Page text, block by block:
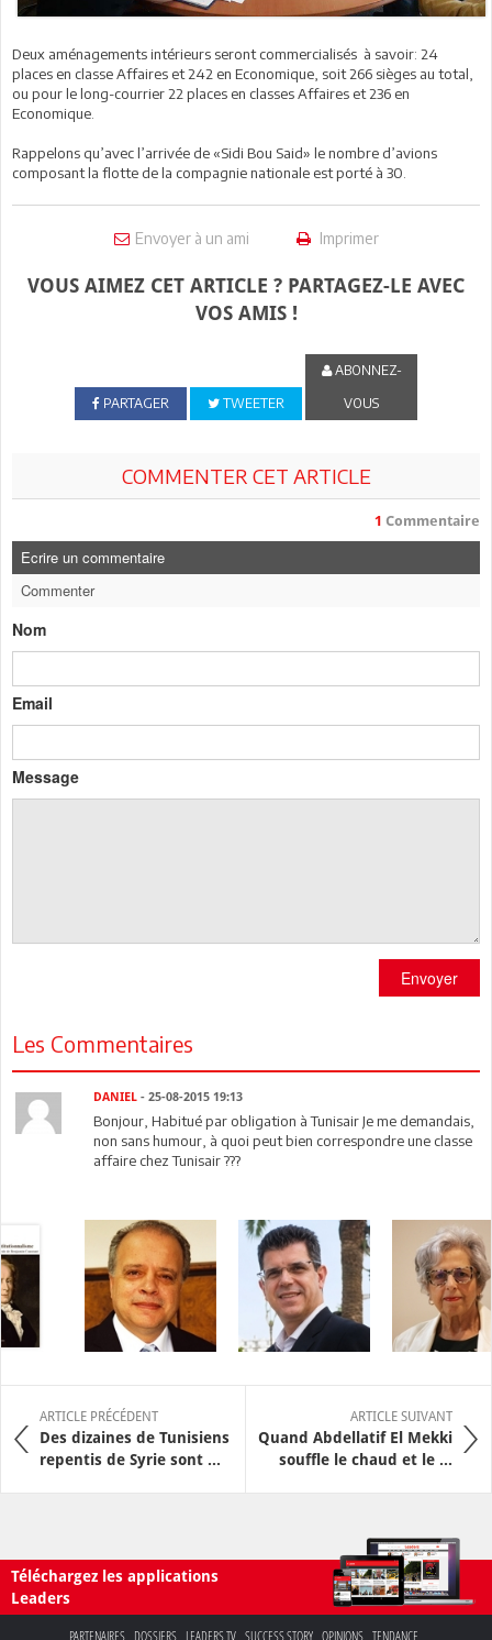
Deux aménagements intérieurs seront commercialisés à savoir: 24
places en classe Affaires et 242 en Economique, soit 266 sièges au total,
ou pour le long-courrier 22 places en classes Affaires et 236 en
Economique.
Rappelons qu’avec l’arrivée de «Sidi Bou Said» le nombre d’avions
composant la flotte de la compagnie nationale est porté à 30.
Envoyer à un ami Imprimer
VOUS AIMEZ CET ARTICLE ? PARTAGEZ-LE AVEC
VOS AMIS !
PARTAGER TWEETER
ABONNEZ-
VOUS
COMMENTER CET ARTICLE
1 Commentaire
Ecrire un commentaire
Commenter
Nom
Email
Message
Envoyer
Les Commentaires
DANIEL - 25-08-2015 19:13
Bonjour, Habitué par obligation à Tunisair Je me demandais,
non sans humour, à quoi peut bien correspondre une classe
affaire chez Tunisair ???
ARTICLE PRÉCÉDENT
Des dizaines de Tunisiens
repentis de Syrie sont ...
ARTICLE SUIVANT
Quand Abdellatif El Mekki
souffle le chaud et le ...
Téléchargez les applications
Leaders